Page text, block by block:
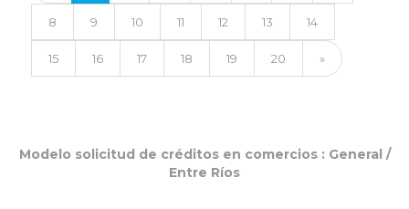
8 9 10 11 12 13 14
15 16 17 18 19 20 »
Modelo solicitud de créditos en comercios : General /
Entre Ríos